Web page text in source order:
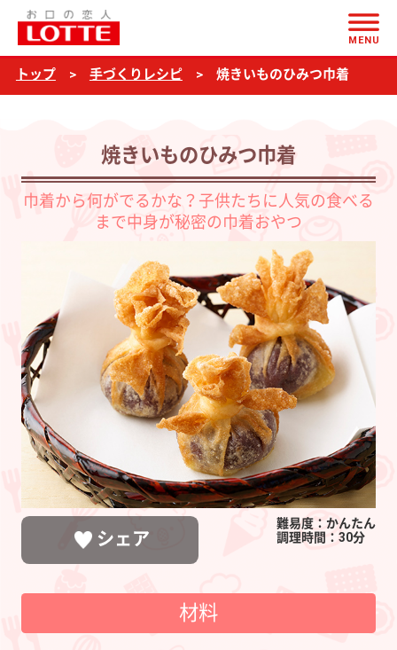
焼
き
い
ひ
MENU
トップ 手づくりレシピ 焼きいものひみつ巾着
焼きいものひみつ巾着
巾着から何がでるかな？子供たちに人気の食べる
まで中身が秘密の巾着おやつ
シェア
難易度：かんたん
調理時間：30分
材料